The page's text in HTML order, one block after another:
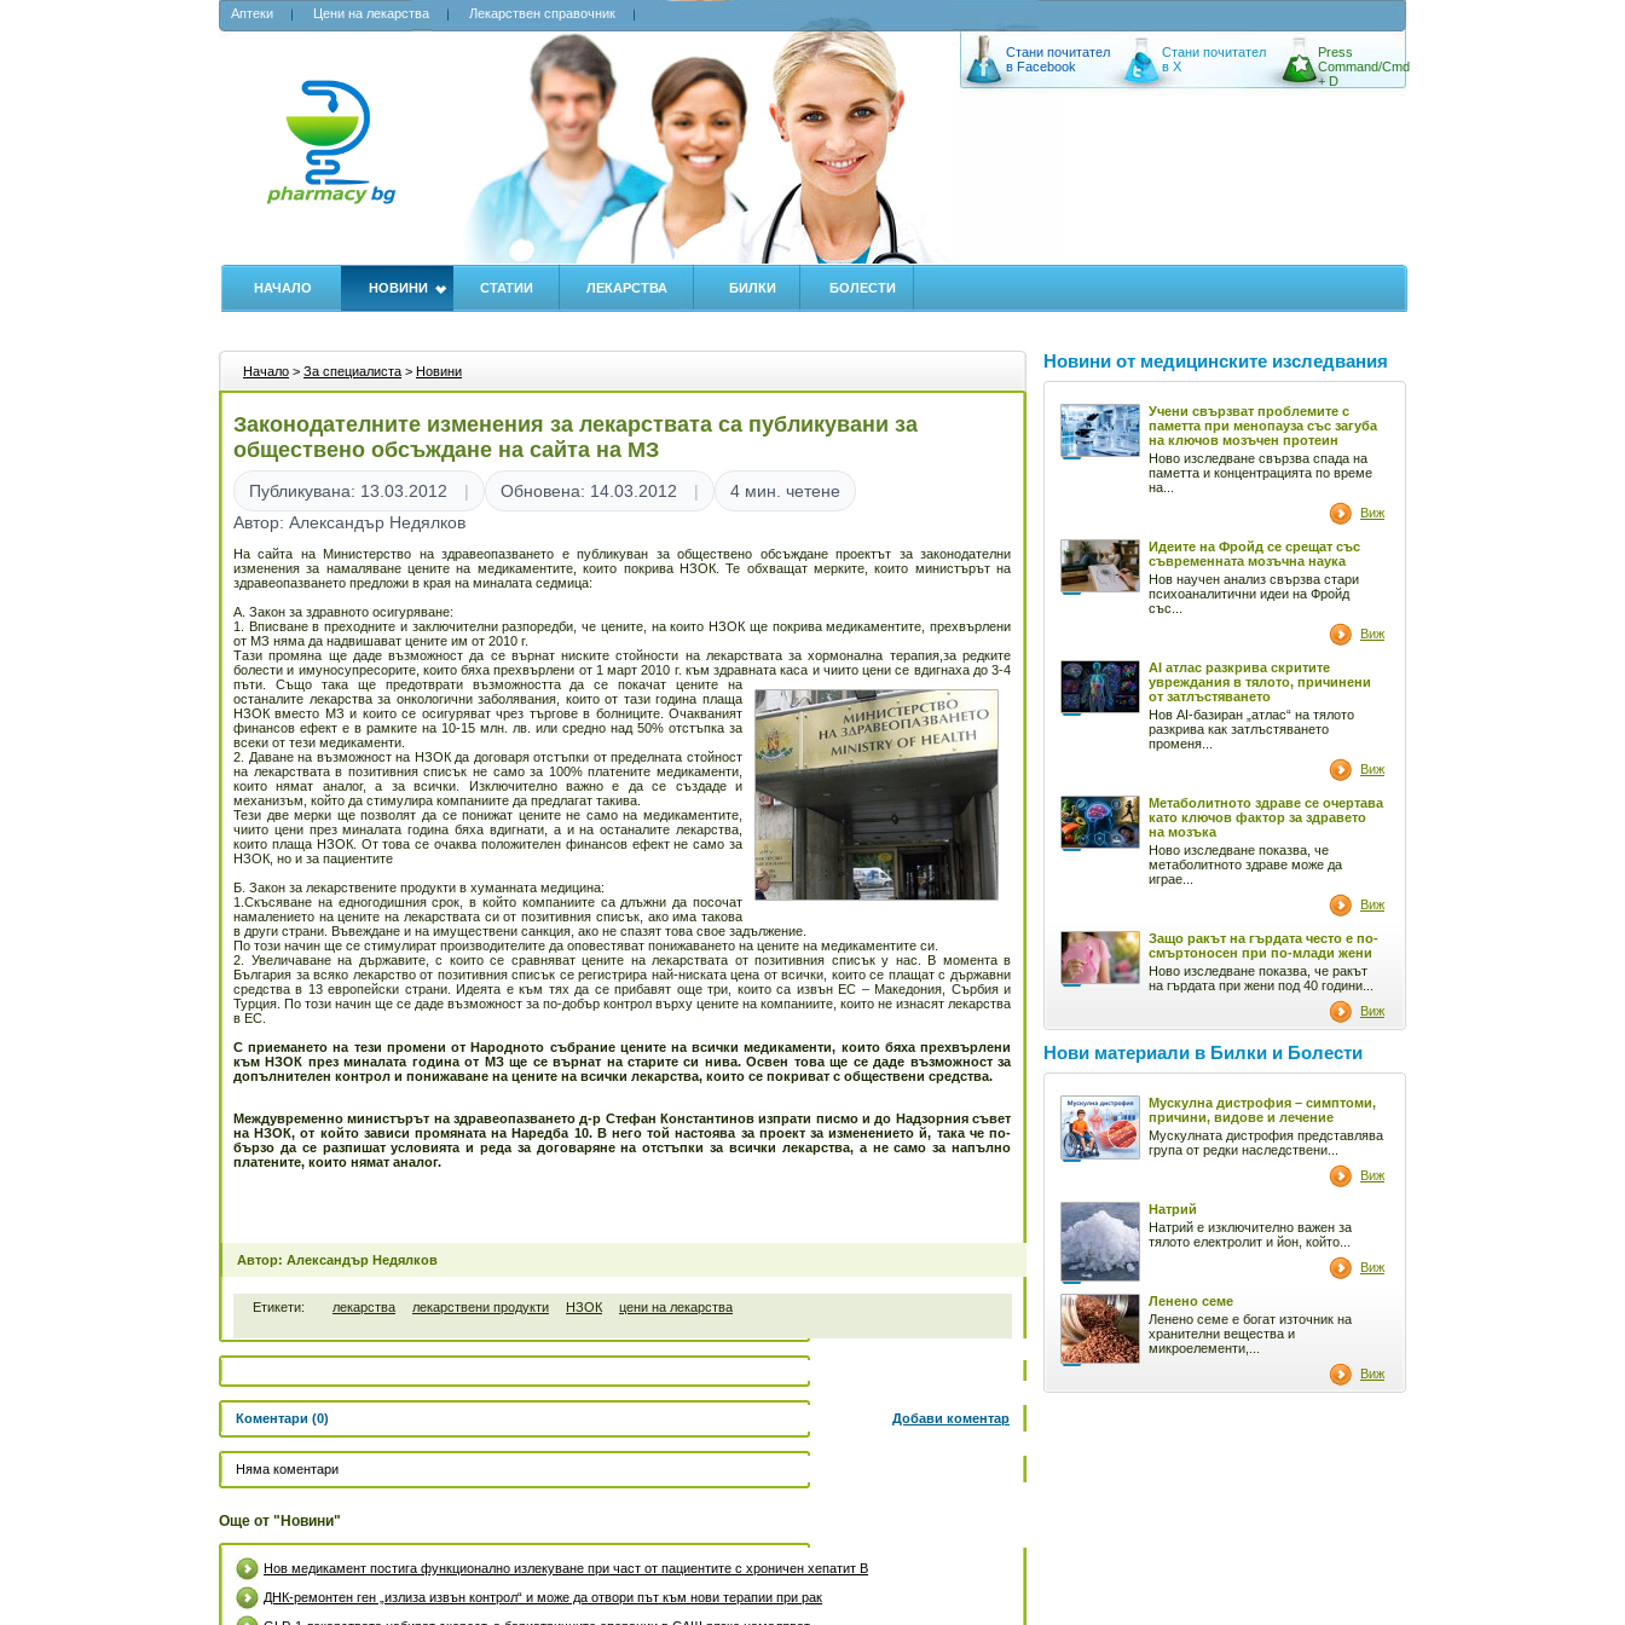
Аптеки Цени на лекарства Лекарствен справочник
Стани почитател
в Facebook
Стани почитател
в X
Press
Command/Cmd
+ D
НАЧАЛО НОВИНИ СТАТИИ ЛЕКАРСТВА БИЛКИ БОЛЕСТИ
Начало > За специалиста > Новини
Законодателните изменения за лекарствата са публикувани за
обществено обсъждане на сайта на МЗ
Публикувана: 13.03.2012 Обновена: 14.03.2012
4 мин. четене
Автор: Александър Недялков
На сайта на Министерство на здравеопазването е публикуван за обществено обсъждане проектът за законодателни
изменения за намаляване цените на медикаментите, които покрива НЗОК. Те обхващат мерките, които министърът на
здравеопазването предложи в края на миналата седмица:
А. Закон за здравното осигуряване:
1. Вписване в преходните и заключителни разпоредби, че цените, на които НЗОК ще покрива медикаментите, прехвърлени
от МЗ няма да надвишават цените им от 2010 г.
Тази промяна ще даде възможност да се върнат ниските стойности на лекарствата за хормонална терапия,за редките
болести и имуносупресорите, които бяха прехвърлени от 1 март 2010 г. към здравната каса и чиито цени се вдигнаха до 3-4
пъти.
Също така ще предотврати възможността да се покачат цените на
останалите лекарства за онкологични заболявания, които от тази година плаща
НЗОК вместо МЗ и които се осигуряват чрез търгове в болниците. Очакваният
финансов ефект е в рамките на 10-15 млн. лв. или средно над 50% отстъпка за
всеки от тези медикаменти.
2. Даване на възможност на НЗОК да договаря отстъпки от пределната стойност
на лекарствата в позитивния списък не само за 100% платените медикаменти,
които нямат аналог, а за всички. Изключително важно е да се създаде и
механизъм, който да стимулира компаниите да предлагат такива.
Тези две мерки ще позволят да се понижат цените не само на медикаментите,
чиито цени през миналата година бяха вдигнати, а и на останалите лекарства,
които плаща НЗОК. От това се очаква положителен финансов ефект не само за
НЗОК, но и за пациентите
Б. Закон за лекарствените продукти в хуманната медицина:
1.Скъсяване на едногодишния срок, в който компаниите са длъжни да посочат
намалението на цените на лекарствата си от позитивния списък, ако има такова
в други страни. Въвеждане и на имуществени санкция, ако не спазят това свое задължение.
По този начин ще се стимулират производителите да оповестяват понижаването на цените на медикаментите си.
2. Увеличаване на държавите, с които се сравняват цените на лекарствата от позитивния списък у нас. В момента в
България за всяко лекарство от позитивния списък се регистрира най-ниската цена от всички, които се плащат с държавни
средства в 13 европейски страни. Идеята е към тях да се прибавят още три, които са извън ЕС – Македония, Сърбия и
Турция. По този начин ще се даде възможност за по-добър контрол върху цените на компаниите, които не изнасят лекарства
в ЕС.
С приемането на тези промени от Народното събрание цените на всички медикаменти, които бяха прехвърлени
към НЗОК през миналата година от МЗ ще се върнат на старите си нива. Освен това ще се даде възможност за
допълнителен контрол и понижаване на цените на всички лекарства, които се покриват с обществени средства.
Междувременно министърът на здравеопазването д-р Стефан Константинов изпрати писмо и до Надзорния съвет
на НЗОК, от който зависи промяната на Наредба 10. В него той настоява запроект за изменението й, така че по-
бързо да се разпишат условията и реда за договаряне на отстъпки за всички лекарства, а не само за напълно
платените, които нямат аналог.
Автор: Александър Недялков
Етикети: лекарства лекарствени продукти НЗОК цени на лекарства
Коментари (0) Добави коментар
Няма коментари
Още от "Новини"
Нов медикамент постига функционално излекуване при част от пациентите с хроничен хепатит B
ДНК-ремонтен ген „излиза извън контрол“ и може да отвори път към нови терапии при рак
Новини от медицинските изследвания
Учени свързват проблемите с
паметта при менопауза със загуба
на ключов мозъчен протеин
Ново изследване свързва спада на
паметта и концентрацията по време
на...
Виж
Идеите на Фройд се срещат със
съвременната мозъчна наука
Нов научен анализ свързва стари
психоаналитични идеи на Фройд
със...
Виж
AI атлас разкрива скритите
увреждания в тялото, причинени
от затлъстяването
Нов AI-базиран „атлас“ на тялото
разкрива как затлъстяването
променя...
Виж
Метаболитното здраве се очертава
като ключов фактор за здравето
на мозъка
Ново изследване показва, че
метаболитното здраве може да
играе...
Виж
Защо ракът на гърдата често е по-
смъртоносен при по-млади жени
Ново изследване показва, че ракът
на гърдата при жени под 40 години...
Виж
Нови материали в Билки и Болести
Мускулна дистрофия – симптоми,
причини, видове и лечение
Мускулната дистрофия представлява
група от редки наследствени...
Виж
Натрий
Натрий е изключително важен за
тялото електролит и йон, който...
Виж
Ленено семе
Ленено семе е богат източник на
хранителни вещества и
микроелементи,...
Виж